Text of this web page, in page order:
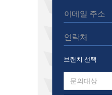
브랜치 선택